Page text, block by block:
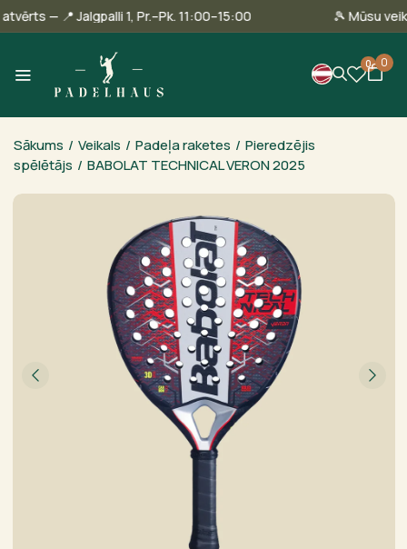
ir atvērts — 📍 Jalgpalli 1, Pr.–Pk. 11:00–15:00 🎾
0 0
Sākums / Veikals / Padeļa raketes / Pieredzējis
spēlētājs / BABOLAT TECHNICAL VERON 2025